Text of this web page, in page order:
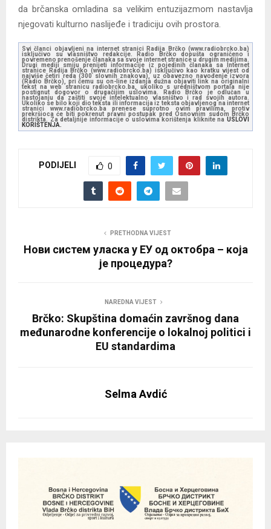
da brčanska omladina sa velikim entuzijazmom nastavlja
njegovati kulturno naslijeđe i tradiciju ovih prostora.
Svi članci objavljeni na internet stranici Radija Brčko (www.radiobrcko.ba)
isključivo su vlasništvo redakcije. Radio Brčko dopušta ograničeno i
povremeno prenošenje članaka sa svoje internet stranice u drugim medijima.
Drugi mediji smiju prenijeti informacije iz pojedinih članaka sa Internet
stranice Radija Brčko (www.radiobrcko.ba) isključivo kao kratku vijest od
najviše četiri reda (300 slovnih znakova), uz obavezno navođenje izvora
(Radio Brčko), pri čemu su on-line izdanja dužna objaviti link na originalni
tekst na web stranicu radiobrcko.ba, ukoliko s uredništvom portala nije
postignut dogovor o drugačijim uslovima. Radio Brčko je odlučan u
nastojanju da zaštiti svoje intelektualno vlasništvo i rad svojih autora.
Ukoliko se bilo koji dio teksta ili informacija iz teksta objavljenog na internet
stranici www.radiobrcko.ba prenese suprotno ovim pravilima, protiv
prekršioca će biti pokrenut pravni postupak pred Osnovnim sudom Brčko
distrikta. Za detaljnije informacije o uslovima korištenja kliknite na USLOVI
KORIŠTENJA.
PODIJELI 0
PRETHODNA VIJEST
Нови систем уласка у ЕУ од октобра – која
је процедура?
NAREDNA VIJEST
Brčko: Skupština domaćin završnog dana
međunarodne konferencije o lokalnoj politici i
EU standardima
Selma Avdić